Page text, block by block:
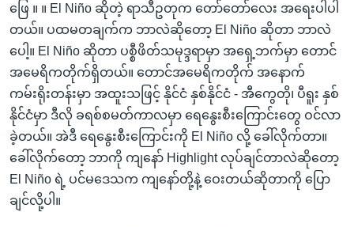
ဖြေ ။ ။ El Niño ဆိုတဲ့ ရာသီဥတုက တော်တော်လေး အရေးပါပါ
တယ်။ ပထမတချက်က ဘာလဲဆိုတော့ El Niño ဆိုတာ ဘာလဲ
ပေါ့။ El Niño ဆိုတာ ပစ္စီဖိတ်သမုဒ္ဒရာမှာ အရှေ့ဘက်မှာ တောင်
အမေရိကတိုက်ရှိတယ်။ တောင်အမေရိကတိုက် အနောက်
ကမ်းရိုးတန်းမှာ အထူးသဖြင့် နိုင်ငံ နှစ်နိုင်ငံ - အီကွေတို၊ ပီရူး နှစ်
နိုင်ငံမှာ ဒီလို ခရစ်စမတ်ကာလမှာ ရေနွေးစီးကြောင်းတွေ ဝင်လာ
ခဲ့တယ်။ အဲဒီ ရေနွေးစီးကြောင်းကို El Niño လို့ ခေါ်လိုက်တာ။
ခေါ်လိုက်တော့ ဘာကို ကျနော် Highlight လုပ်ချင်တာလဲဆိုတော့
El Niño ရဲ့ ပင်မဒေသက ကျနော်တို့နဲ့ ဝေးတယ်ဆိုတာကို ပြော
ချင်လို့ပါ။